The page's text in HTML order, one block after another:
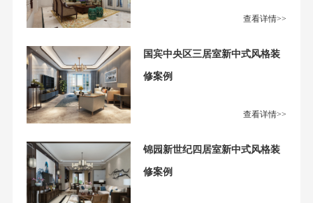
查看详情>>
国宾中央区三居室新中式风格装
修案例
查看详情>>
锦园新世纪四居室新中式风格装
修案例